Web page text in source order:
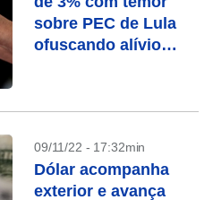
sobre PEC de Lula
ofuscando alívio
09/11/22 - 17:32min
Dólar acompanha
exterior e avança